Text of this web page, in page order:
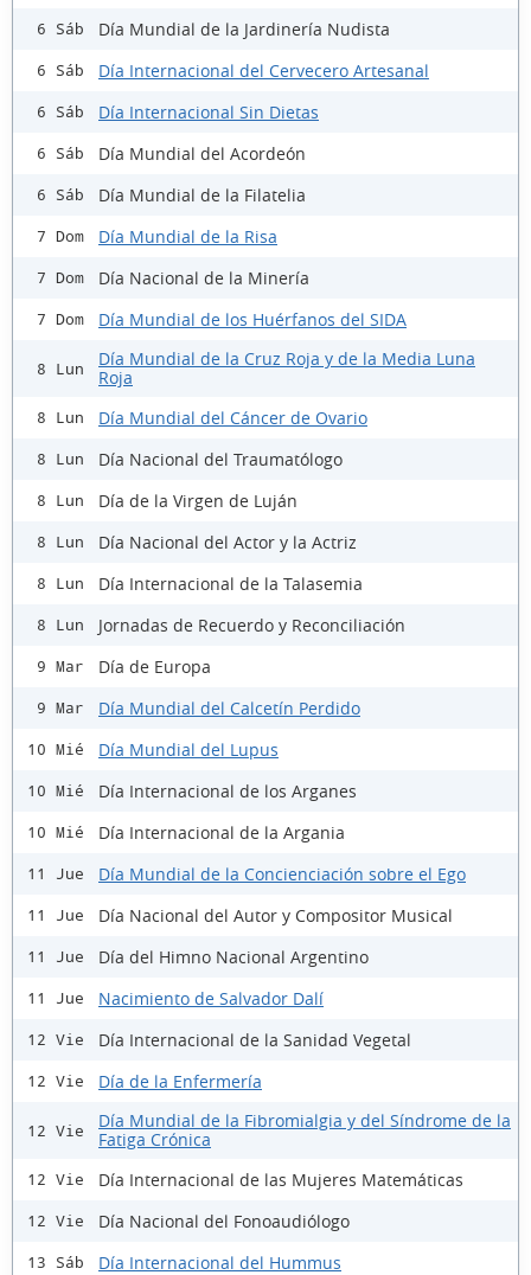
6 Sáb Día Mundial de la Jardinería Nudista
6 Sáb Día Internacional del Cervecero Artesanal
6 Sáb Día Internacional Sin Dietas
6 Sáb Día Mundial del Acordeón
6 Sáb Día Mundial de la Filatelia
7 Dom Día Mundial de la Risa
7 Dom Día Nacional de la Minería
7 Dom Día Mundial de los Huérfanos del SIDA
8 Lun
Día Mundial de la Cruz Roja y de la Media Luna
Roja
8 Lun Día Mundial del Cáncer de Ovario
8 Lun Día Nacional del Traumatólogo
8 Lun Día de la Virgen de Luján
8 Lun Día Nacional del Actor y la Actriz
8 Lun Día Internacional de la Talasemia
8 Lun Jornadas de Recuerdo y Reconciliación
9 Mar Día de Europa
9 Mar Día Mundial del Calcetín Perdido
10 Mié Día Mundial del Lupus
10 Mié Día Internacional de los Arganes
10 Mié Día Internacional de la Argania
11 Jue Día Mundial de la Concienciación sobre el Ego
11 Jue Día Nacional del Autor y Compositor Musical
11 Jue Día del Himno Nacional Argentino
11 Jue Nacimiento de Salvador Dalí
12 Vie Día Internacional de la Sanidad Vegetal
12 Vie Día de la Enfermería
12 Vie
Día Mundial de la Fibromialgia y del Síndrome de la
Fatiga Crónica
12 Vie Día Internacional de las Mujeres Matemáticas
12 Vie Día Nacional del Fonoaudiólogo
13 Sáb Día Internacional del Hummus